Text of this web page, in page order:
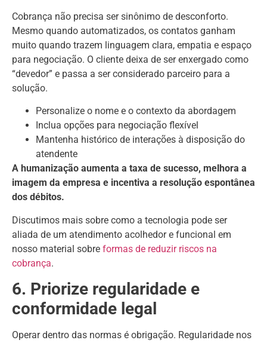
Cobrança não precisa ser sinônimo de desconforto.
Mesmo quando automatizados, os contatos ganham
muito quando trazem linguagem clara, empatia e espaço
para negociação. O cliente deixa de ser enxergado como
“devedor” e passa a ser considerado parceiro para a
solução.
Personalize o nome e o contexto da abordagem
Inclua opções para negociação flexível
Mantenha histórico de interações à disposição do
atendente
A humanização aumenta a taxa de sucesso, melhora a
imagem da empresa e incentiva a resolução espontânea
dos débitos.
Discutimos mais sobre como a tecnologia pode ser
aliada de um atendimento acolhedor e funcional em
nosso material sobre formas de reduzir riscos na
cobrança.
6. Priorize regularidade e
conformidade legal
Operar dentro das normas é obrigação. Regularidade nos